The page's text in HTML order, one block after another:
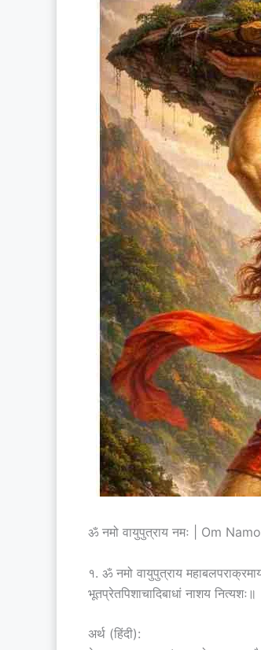
ॐ नमो वायुपुत्राय नमः | Om
१. ॐ नमो वायुपुत्राय
भूतप्रेतपिशाचादिबाधां नाशय नित्यशः॥
अर्थ (हिंदी):